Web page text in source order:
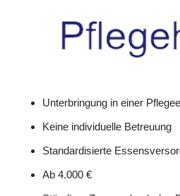
Unterbringung in einer
Keine individuelle Betreuung
Standardisierte
Ab 4.000 €